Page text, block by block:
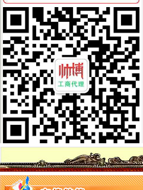
铜梁局三项措施作好东门市重庆免费注
璧山县璧城个体户自发组织向灾区献爱心
永川局重庆免费注册公司全体干部职工
秀山县营企业主个体工商户震救灾捐款达
黔江局1元注册公司城东所城东个协分会
大渡口局一元注册公司流程共募集捐款
云局五措并举化第一届枇杷节市重庆免
高新区局从四个方面入手扎实开展市0元
永川局一元注册公司建立票据管理长效机
渝中局0元注册公司流程解放碑工商所积
渝中局组织市一元注册公司场业主走进
经开区局0元注册公司再次向灾区捐款
大足局万古工商所加“四化建设”重庆0
梁平局0元注册公司流程三举措扶持县域
渝中局登记窗口在全系统率先使用“智能